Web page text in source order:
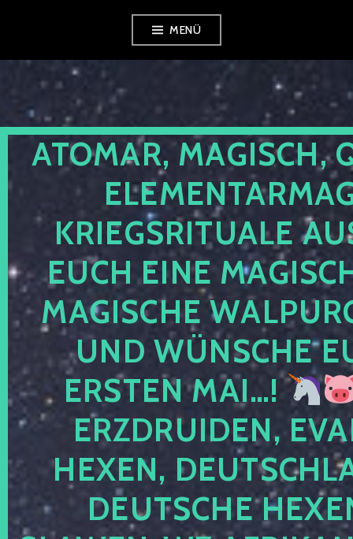
springen
MENÜ
ATOMAR, MAGISCH,
KRIEGSRITUALE
EUCH EINE
MAGISCHE
UND WÜNSCHE
ERSTEN MAI…!
ERZDRUIDEN,
HEXEN,
DEUTSCHE